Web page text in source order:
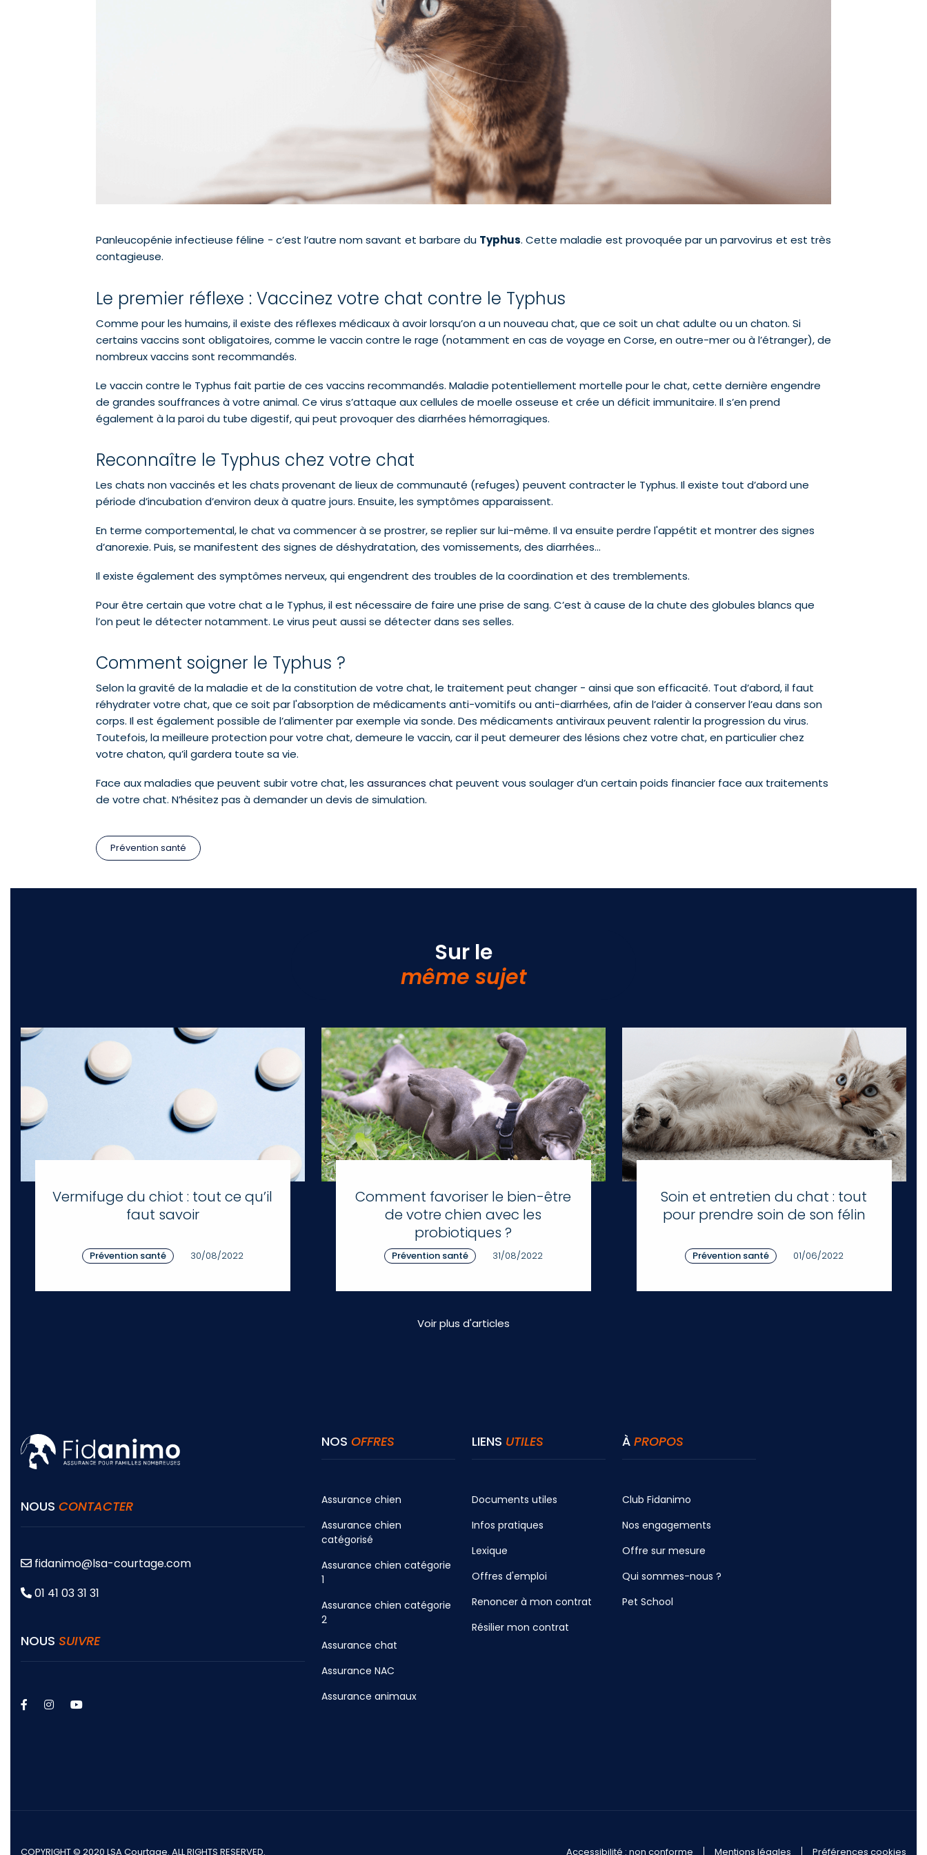
Panleucopénie infectieuse féline - c’est l’autre nom savant et barbare du Typhus. Cette maladie est provoquée par un parvovirus et est très
contagieuse.
Le premier réflexe : Vaccinez votre chat contre le Typhus
Comme pour les humains, il existe des réflexes médicaux à avoir lorsqu’on a un nouveau chat, que ce soit un chat adulte ou un chaton. Si
certains vaccins sont obligatoires, comme le vaccin contre le rage (notamment en cas de voyage en Corse, en outre-mer ou à l’étranger), de
nombreux vaccins sont recommandés.
Le vaccin contre le Typhus fait partie de ces vaccins recommandés. Maladie potentiellement mortelle pour le chat, cette dernière engendre
de grandes souffrances à votre animal. Ce virus s’attaque aux cellules de moelle osseuse et crée un déficit immunitaire. Il s’en prend
également à la paroi du tube digestif, qui peut provoquer des diarrhées hémorragiques.
Reconnaître le Typhus chez votre chat
Les chats non vaccinés et les chats provenant de lieux de communauté (refuges) peuvent contracter le Typhus. Il existe tout d’abord une
période d’incubation d’environ deux à quatre jours. Ensuite, les symptômes apparaissent.
En terme comportemental, le chat va commencer à se prostrer, se replier sur lui-même. Il va ensuite perdre l'appétit et montrer des signes
d’anorexie. Puis, se manifestent des signes de déshydratation, des vomissements, des diarrhées…
Il existe également des symptômes nerveux, qui engendrent des troubles de la coordination et des tremblements.
Pour être certain que votre chat a le Typhus, il est nécessaire de faire une prise de sang. C’est à cause de la chute des globules blancs que
l’on peut le détecter notamment. Le virus peut aussi se détecter dans ses selles.
Comment soigner le Typhus ?
Selon la gravité de la maladie et de la constitution de votre chat, le traitement peut changer - ainsi que son efficacité. Tout d’abord, il faut
réhydrater votre chat, que ce soit par l'absorption de médicaments anti-vomitifs ou anti-diarrhées, afin de l’aider à conserver l’eau dans son
corps. Il est également possible de l’alimenter par exemple via sonde. Des médicaments antiviraux peuvent ralentir la progression du virus.
Toutefois, la meilleure protection pour votre chat, demeure le vaccin, car il peut demeurer des lésions chez votre chat, en particulier chez
votre chaton, qu’il gardera toute sa vie.
Face aux maladies que peuvent subir votre chat, les assurances chat peuvent vous soulager d’un certain poids financier face aux traitements
de votre chat. N’hésitez pas à demander un devis de simulation.
Prévention santé
Sur le
même sujet
Vermifuge du chiot : tout ce qu’il
faut savoir
Prévention santé 30/08/2022
Comment favoriser le bien-être
de votre chien avec les
probiotiques ?
Prévention santé 31/08/2022
Soin et entretien du chat : tout
pour prendre soin de son félin
Prévention santé 01/06/2022
Voir plus d'articles
NOUS CONTACTER
fidanimo@lsa-courtage.com
01 41 03 31 31
NOUS SUIVRE
facebookinstagramyoutube
NOS OFFRES
Assurance chien
Assurance chien
catégorisé
Assurance chien catégorie
1
Assurance chien catégorie
2
Assurance chat
Assurance NAC
Assurance animaux
LIENS UTILES
Documents utiles
Infos pratiques
Lexique
Offres d'emploi
Renoncer à mon contrat
Résilier mon contrat
À PROPOS
Club Fidanimo
Nos engagements
Offre sur mesure
Qui sommes-nous ?
Pet School
COPYRIGHT © 2020 LSA Courtage. ALL RIGHTS RESERVED. Accessibilité : non conforme Mentions légales Préférences cookies